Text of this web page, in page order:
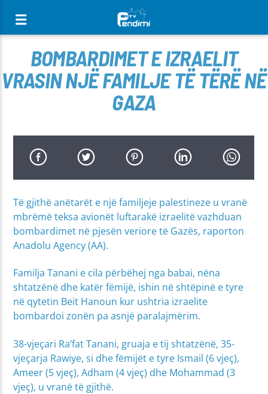
BOMBARDIMET E IZRAELIT
VRASIN NJË FAMILJE TË TËRË NË
GAZA
Të gjithë anëtarët e një familjeje palestineze u vranë
mbrëmë teksa avionët luftarakë izraelitë vazhduan
bombardimet në pjesën veriore të Gazës, raporton
Anadolu Agency (AA).
Familja Tanani e cila përbëhej nga babai, nëna
shtatzënë dhe katër fëmijë, ishin në shtëpinë e tyre
në qytetin Beit Hanoun kur ushtria izraelite
bombardoi zonën pa asnjë paralajmërim.
38-vjeçari Ra’fat Tanani, gruaja e tij shtatzënë, 35-
vjeçarja Rawiye, si dhe fëmijët e tyre Ismail (6 vjeç),
Ameer (5 vjeç), Adham (4 vjeç) dhe Mohammad (3
vjeç), u vranë të gjithë.